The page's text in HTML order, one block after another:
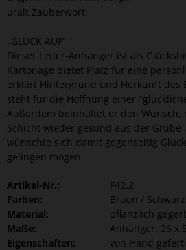
uralt Zauberwort:
„GLÜCK AUF“
Dieser Leder-Anhänger ist als
Kartonage bietet Platz für eine
erklärt Hintergrund und Herkunft des
steht für die Hoffnung einer
Außerdem beinhaltet er den Wunsch,
Schicht wieder gesund aus der Grube
wünschte sich damit gegenseitig
gelingen mögen.
Artikel-Nr.:
F42.2
Farben:
Braun / Schwarz
Material:
pflanzlich
Maße:
Anhänger: 26 x
Eigenschaften:
von Hand